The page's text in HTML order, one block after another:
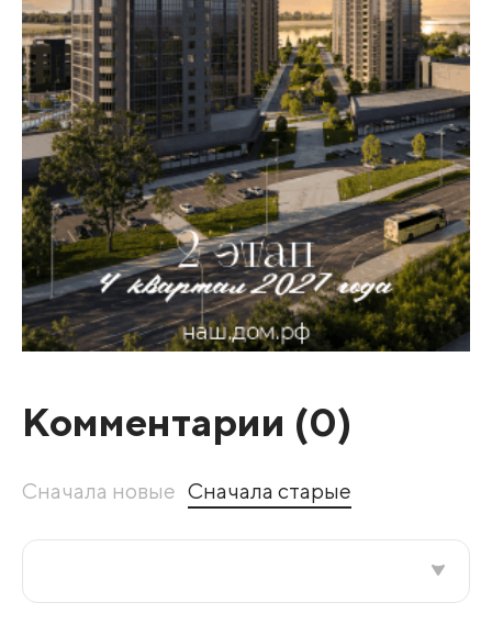
Комментарии (0)
Сначала новые Сначала старые